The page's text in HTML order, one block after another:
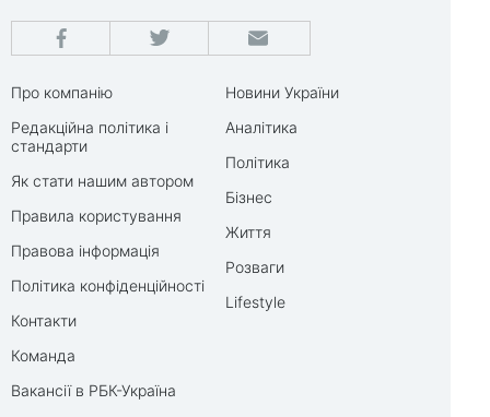
Про компанію
Редакційна політика і
стандарти
Як стати нашим автором
Правила користування
Правова інформація
Політика конфіденційності
Контакти
Команда
Вакансії в РБК-Україна
Новини України
Аналітика
Політика
Бізнес
Життя
Розваги
Lifestyle